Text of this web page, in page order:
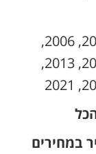
2000, 2001, 2002, 2003, 2004, 2005, 2006,
2007, 2008, 2009, 2010, 2011, 2012, 2013,
במחירים